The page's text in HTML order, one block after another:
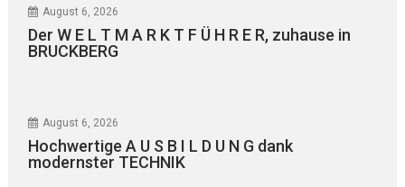
August 6, 2026
Der W E L T M A R K T F Ü H R E R, zuhause in
BRUCKBERG
August 6, 2026
Hochwertige A U S B I L D U N G dank
modernster TECHNIK